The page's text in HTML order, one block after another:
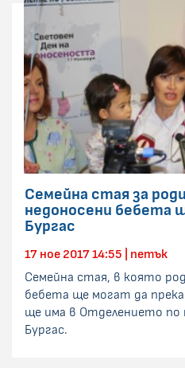
Семейна стая за
недоносени бебета
Бургас
17 ное 2017 14:55 | петък
Семейна стая, в която
бебета ще могат да
ще има в Отделението по
Бургас.